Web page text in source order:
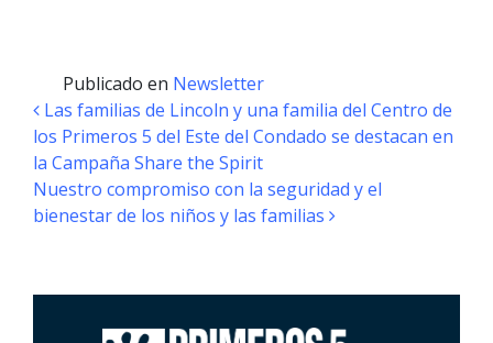
Publicado en Newsletter
Navegación de entradas
Las familias de Lincoln y una familia del Centro de
los Primeros 5 del Este del Condado se destacan en
la Campaña Share the Spirit
Nuestro compromiso con la seguridad y el
bienestar de los niños y las familias